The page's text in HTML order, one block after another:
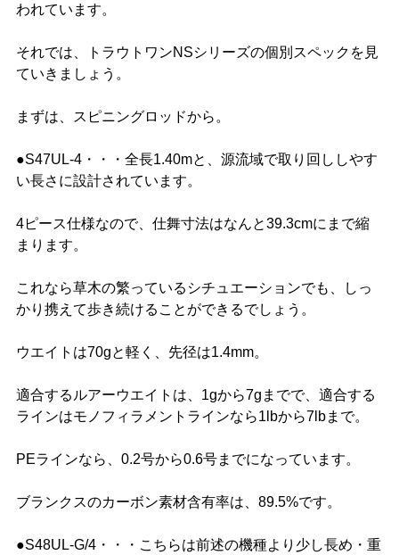
われています。
それでは、トラウトワンNSシリーズの個別スペックを見
ていきましょう。
まずは、スピニングロッドから。
●S47UL-4・・・全長1.40mと、源流域で取り回ししやす
い長さに設計されています。
4ピース仕様なので、仕舞寸法はなんと39.3cmにまで縮
まります。
これなら草木の繁っているシチュエーションでも、しっ
かり携えて歩き続けることができるでしょう。
ウエイトは70gと軽く、先径は1.4mm。
適合するルアーウエイトは、1gから7gまでで、適合する
ラインはモノフィラメントラインなら1lbから7lbまで。
PEラインなら、0.2号から0.6号までになっています。
ブランクスのカーボン素材含有率は、89.5%です。
●S48UL-G/4・・・こちらは前述の機種より少し長め・重